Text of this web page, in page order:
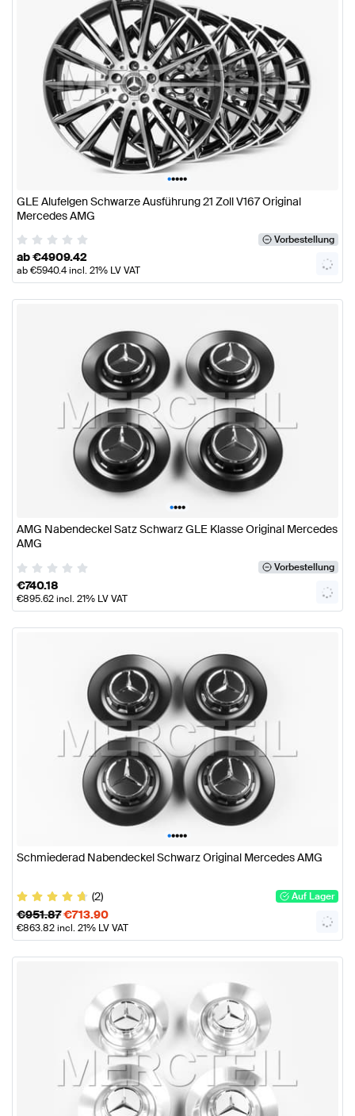
•••••
GLE Alufelgen Schwarze Ausführung 21 Zoll V167 Original
Mercedes AMG
Vorbestellung
ab€4909.42
ab€5940.4incl. 21% LV VAT
••••
AMG Nabendeckel Satz Schwarz GLE Klasse Original Mercedes
AMG
Vorbestellung
€740.18
€895.62incl. 21% LV VAT
•••••
Schmiederad Nabendeckel Schwarz Original Mercedes AMG
(2) Auf Lager
€951.87€713.90
€863.82incl. 21% LV VAT